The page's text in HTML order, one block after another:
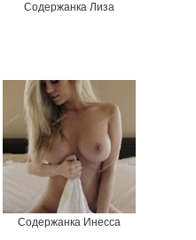
Содержанка Лиза
Содержанка Инесса